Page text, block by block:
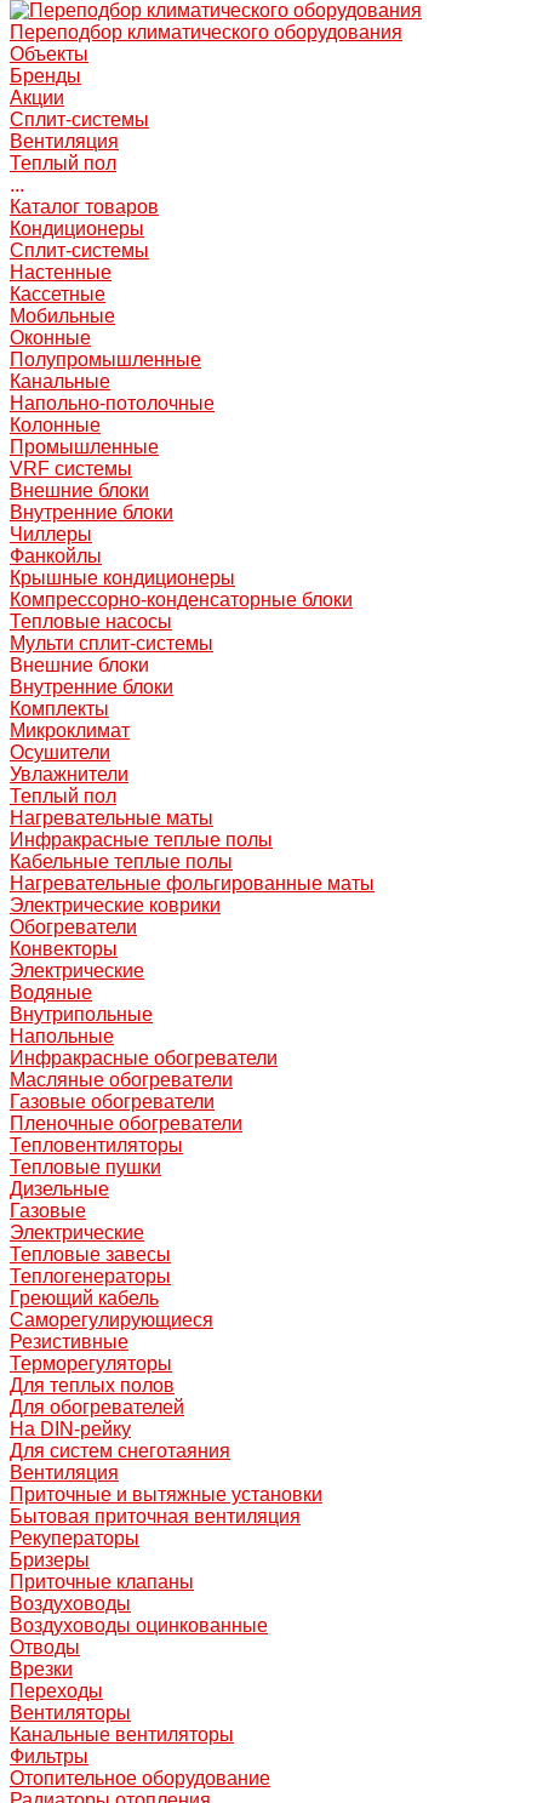
Переподбор климатического оборудования
Объекты
Бренды
Акции
Сплит-системы
Вентиляция
Теплый пол
...
Каталог товаров
Кондиционеры
Сплит-системы
Настенные
Кассетные
Мобильные
Оконные
Полупромышленные
Канальные
Напольно-потолочные
Колонные
Промышленные
VRF системы
Внешние блоки
Внутренние блоки
Чиллеры
Фанкойлы
Крышные кондиционеры
Компрессорно-конденсаторные блоки
Тепловые насосы
Мульти сплит-системы
Внешние блоки
Внутренние блоки
Комплекты
Микроклимат
Осушители
Увлажнители
Теплый пол
Нагревательные маты
Инфракрасные теплые полы
Кабельные теплые полы
Нагревательные фольгированные маты
Электрические коврики
Обогреватели
Конвекторы
Электрические
Водяные
Внутрипольные
Напольные
Инфракрасные обогреватели
Масляные обогреватели
Газовые обогреватели
Пленочные обогреватели
Тепловентиляторы
Тепловые пушки
Дизельные
Газовые
Электрические
Тепловые завесы
Теплогенераторы
Греющий кабель
Саморегулирующиеся
Резистивные
Терморегуляторы
Для теплых полов
Для обогревателей
На DIN-рейку
Для систем снеготаяния
Вентиляция
Приточные и вытяжные установки
Бытовая приточная вентиляция
Рекуператоры
Бризеры
Приточные клапаны
Воздуховоды
Воздуховоды оцинкованные
Отводы
Врезки
Переходы
Вентиляторы
Канальные вентиляторы
Фильтры
Отопительное оборудование